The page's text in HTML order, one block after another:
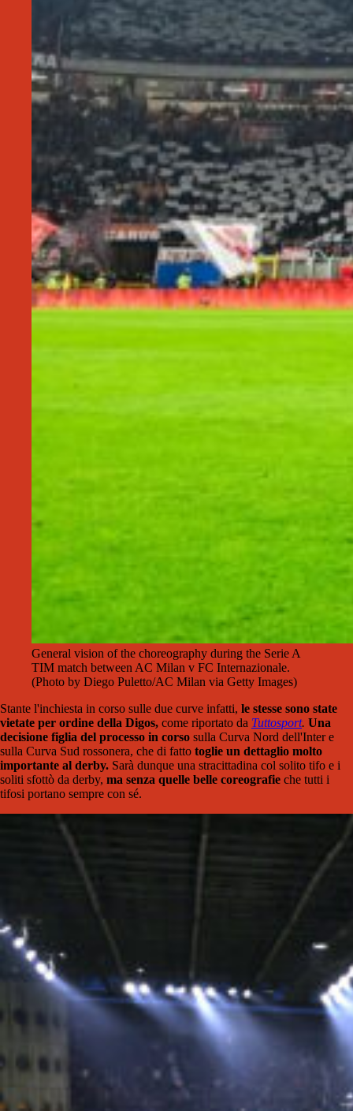
General vision of the choreography during the Serie A
TIM match between AC Milan v FC Internazionale.
(Photo by Diego Puletto/AC Milan via Getty Images)
Stante l'inchiesta in corso sulle due curve infatti, le stesse sono state
vietate per ordine della Digos, come riportato da Tuttosport. Una
decisione figlia del processo in corso sulla Curva Nord dell'Inter e
sulla Curva Sud rossonera, che di fatto toglie un dettaglio molto
importante al derby. Sarà dunque una stracittadina col solito tifo e i
soliti sfottò da derby, ma senza quelle belle coreografie che tutti i
tifosi portano sempre con sé.